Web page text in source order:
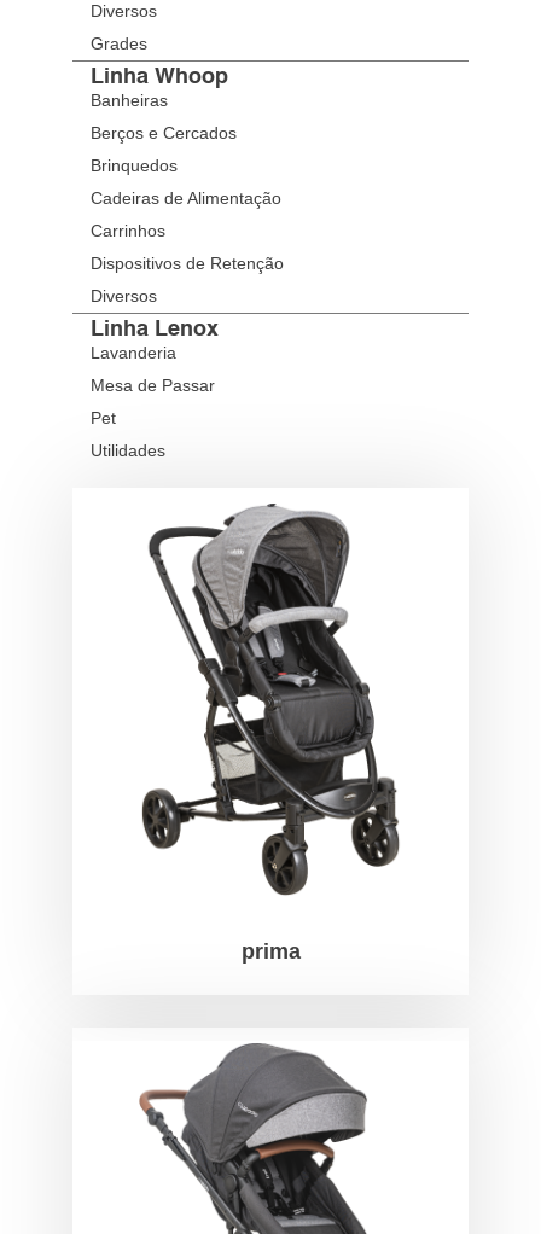
Diversos
Grades
Linha Whoop
Banheiras
Berços e Cercados
Brinquedos
Cadeiras de Alimentação
Carrinhos
Dispositivos de Retenção
Diversos
Linha Lenox
Lavanderia
Mesa de Passar
Pet
Utilidades
prima